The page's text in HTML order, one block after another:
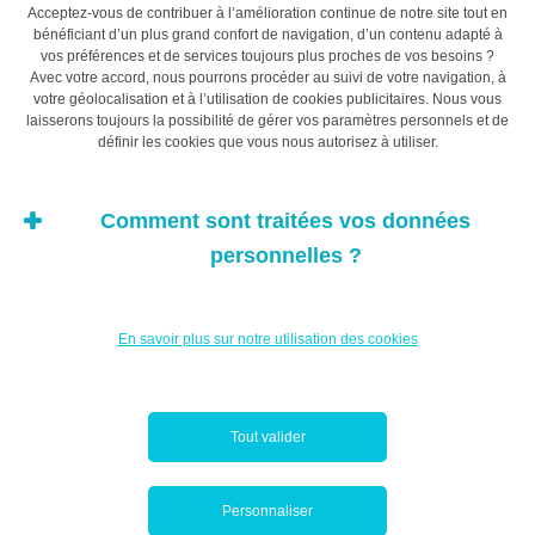
retenue par les recruteurs.
Sur ton CV tu ne mentiras point
La tentation est grande, en particulier lorsqu’on est jeune
compétences ou ses précédentes expériences
recruteurs finissent (presque) toujours par découvrir la
votre motivation et votre soif d’apprendre. Mieux vaut en
Ne pas te relire tu éviteras
Acceptez-vous de contribuer à l’amélioration continue de notre site tout en
bénéficiant d’un plus grand confort de navigation, d’un contenu adapté à
vos préférences et de services toujours plus proches de vos besoins ?
Avec votre accord, nous pourrons procéder au suivi de votre navigation, à
votre géolocalisation et à l’utilisation de cookies publicitaires. Nous vous
laisserons toujours la possibilité de gérer vos paramètres personnels et de
définir les cookies que vous nous autorisez à utiliser.
Comment sont traitées vos données
personnelles ?
En savoir plus sur notre utilisation des cookies
Tout valider
Personnaliser